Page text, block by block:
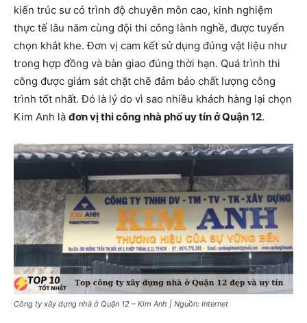
kiến trúc sư có trình độ chuyên môn cao, kinh nghiệm
thực tế lâu năm cùng đội thi công lành nghề, được tuyển
chọn khắt khe. Đơn vị cam kết sử dụng đúng vật liệu như
trong hợp đồng và bàn giao đúng thời hạn. Quá trình thi
công được giám sát chặt chẽ đảm bảo chất lượng công
trình tốt nhất. Đó là lý do vì sao nhiều khách hàng lại chọn
Kim Anh là đơn vị thi công nhà phố uy tín ở Quận 12.
Công ty xây dựng nhà ở Quận 12 – Kim Anh | Nguồn: Internet